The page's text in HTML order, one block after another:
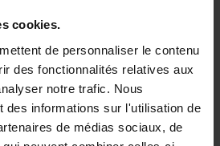
cookies.
de personnaliser le contenu
des fonctionnalités relatives aux
notre trafic. Nous
des informations sur l'utilisation de
de médias sociaux, de
Service client
Lundi au jeudi : 9h à 12h30 - 13h30 à
18h